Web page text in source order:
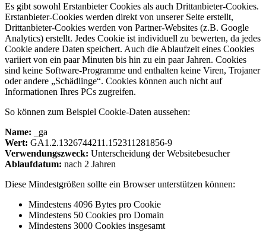
Es gibt sowohl Erstanbieter Cookies als auch Drittanbieter-Cookies.
Erstanbieter-Cookies werden direkt von unserer Seite erstellt,
Drittanbieter-Cookies werden von Partner-Websites (z.B. Google
Analytics) erstellt. Jedes Cookie ist individuell zu bewerten, da jedes
Cookie andere Daten speichert. Auch die Ablaufzeit eines Cookies
variiert von ein paar Minuten bis hin zu ein paar Jahren. Cookies
sind keine Software-Programme und enthalten keine Viren, Trojaner
oder andere „Schädlinge“. Cookies können auch nicht auf
Informationen Ihres PCs zugreifen.
So können zum Beispiel Cookie-Daten aussehen:
Name: _ga
Wert: GA1.2.1326744211.152311281856-9
Verwendungszweck: Unterscheidung der Websitebesucher
Ablaufdatum: nach 2 Jahren
Diese Mindestgrößen sollte ein Browser unterstützen können:
Mindestens 4096 Bytes pro Cookie
Mindestens 50 Cookies pro Domain
Mindestens 3000 Cookies insgesamt